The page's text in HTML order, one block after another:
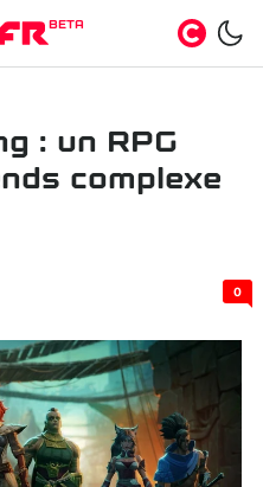
BETA
: un RPG
complexe
0